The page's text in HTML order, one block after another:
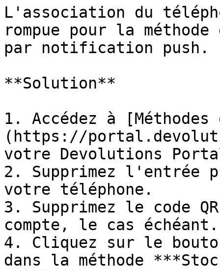
L'association du
rompue pour la
par notification push.
**Solution**
1. Accédez à
(https://
votre Devolutions
2. Supprimez l'entrée
votre téléphone.
3. Supprimez le code
compte, le cas échéant.
4. Cliquez sur le
dans la méthode